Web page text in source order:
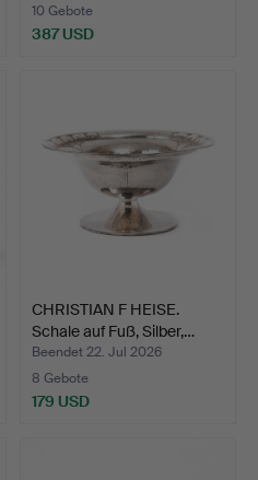
10 Gebote
387 USD
CHRISTIAN F HEISE.
Schale auf Fuß, Silber,…
Beendet 22. Jul 2026
8 Gebote
179 USD